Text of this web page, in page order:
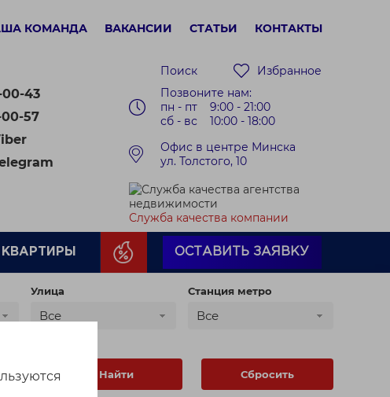
КОМАНДА ВАКАНСИИ СТАТЬИ КОНТАКТЫ
00-43
00-57
Поиск
Избранное
Позвоните нам:
пн - пт 9:00 - 21:00
сб - вс 10:00 - 18:00
Офис в центре Минска
ул. Толстого, 10
Служба качества компании
ОСТАВИТЬ ЗАЯВКУ
Улица
Все
Станция метро
Все
Найти
Сбросить